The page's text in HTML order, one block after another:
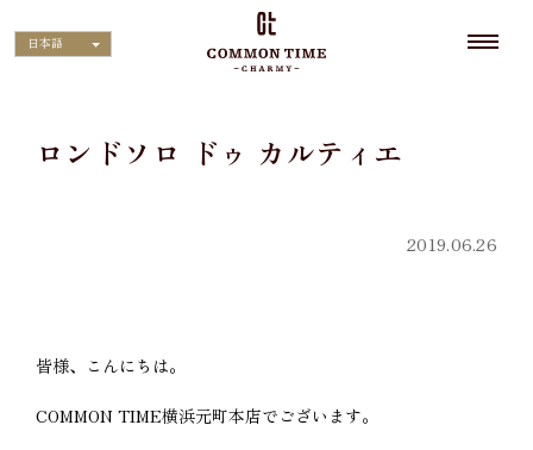
日本語
ロンドソロ ドゥ カルティエ
2019.06.26
皆様、こんにちは。
COMMON TIME横浜元町本店でございます。